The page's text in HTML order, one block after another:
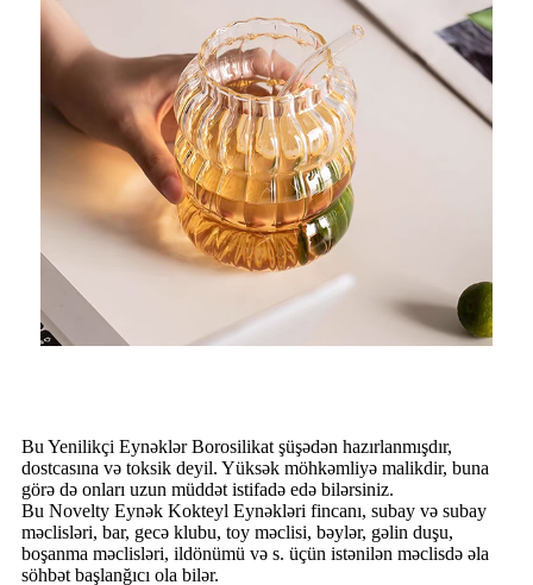
Bu Yenilikçi Eynəklər Borosilikat şüşədən hazırlanmışdır,
dostcasına və toksik deyil. Yüksək möhkəmliyə malikdir, buna
görə də onları uzun müddət istifadə edə bilərsiniz.
Bu Novelty Eynək Kokteyl Eynəkləri fincanı, subay və subay
məclisləri, bar, gecə klubu, toy məclisi, bəylər, gəlin duşu,
boşanma məclisləri, ildönümü və s. üçün istənilən məclisdə əla
söhbət başlanğıcı ola bilər.